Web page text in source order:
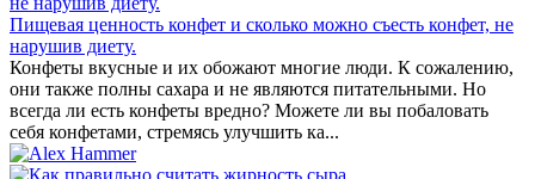
Пищевая ценность конфет и сколько можно съесть конфет, не
нарушив диету.
Конфеты вкусные и их обожают многие люди. К сожалению,
они также полны сахара и не являются питательными. Но
всегда ли есть конфеты вредно? Можете ли вы побаловать
себя конфетами, стремясь улучшить ка...